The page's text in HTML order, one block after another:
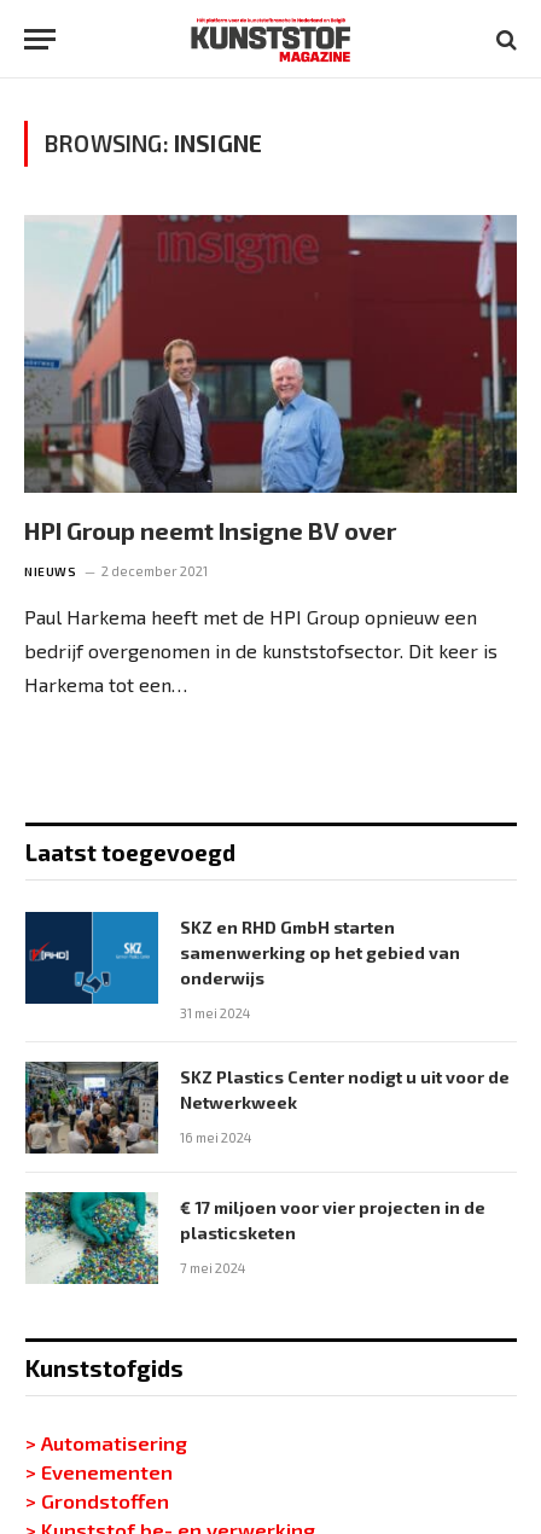
BROWSING: INSIGNE
HPI Group neemt Insigne BV over
NIEUWS 2 december 2021
Paul Harkema heeft met de HPI Group opnieuw een
bedrijf overgenomen in de kunststofsector. Dit keer is
Harkema tot een…
Laatst toegevoegd
SKZ en RHD GmbH starten
samenwerking op het gebied van
onderwijs
31 mei 2024
SKZ Plastics Center nodigt u uit voor de
Netwerkweek
16 mei 2024
€ 17 miljoen voor vier projecten in de
plasticsketen
7 mei 2024
Kunststofgids
> Automatisering
> Evenementen
> Grondstoffen
> Kunststof be- en verwerking